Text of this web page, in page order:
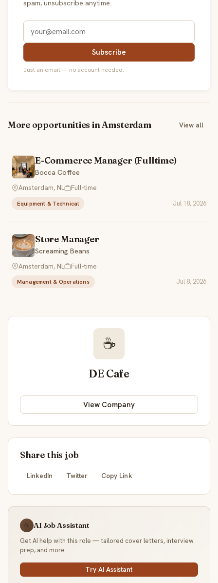
spam, unsubscribe anytime.
Subscribe
Just an email — no account needed.
More opportunities in Amsterdam View all
E-Commerce Manager (Fulltime)
Bocca Coffee
Amsterdam, NL
Full-time
Equipment & Technical Jul 18, 2026
Store Manager
Screaming Beans
Amsterdam, NL
Full-time
Management & Operations Jul 8, 2026
☕
DE Cafe
View Company
Share this job
LinkedIn Twitter Copy Link
☕ AI Job Assistant
Get AI help with this role — tailored cover letters, interview
prep, and more.
Try AI Assistant